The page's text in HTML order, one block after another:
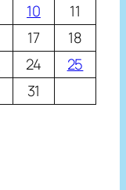
10
11
17
18
24
25
31